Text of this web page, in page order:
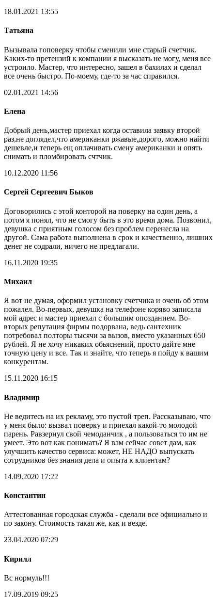
18.01.2021 13:55
Татьяна
Вызывала гоповерку чтобы сменили мне старый счетчик.
Каких-то претензий к компании я высказать не могу, меня все
устроило. Мастер, что интересно, зашел в бахилах и сделал
все очень быстро. По-моему, где-то за час справился.
02.01.2021 14:56
Елена
Добрый день,мастер приехал когда оставила заявку второй
раз,не доглядел,что американки ржавые,дорого, можно найти
дешевле,и теперь ещ оплачивать смену американки и опять
снимать и пломбировать счтчик.
10.12.2020 11:56
Сергей Сергеевич Быков
Договорились с этой конторой на поверку на один день, а
потом я понял, что не смогу быть в это время дома. Позвонил,
девушка с приятным голосом без проблем перенесла на
другой. Сама работа выполнена в срок и качественно, лишних
денег не содрали, ничего не предлагали.
16.11.2020 19:35
Михаил
Я вот не думая, оформил установку счетчика и очень об этом
пожалел. Во-первых, девушка на телефоне коряво записала
мой адрес и мастер приехал с большим опозданием. Во-
вторых репутация фирмы подорвана, ведь сантехник
потребовал полторы тысячи за вызов, вместо указанных 650
рублей. Я не хочу никаких обьяснений, просто дайте мне
точную цену и все. Так и знайте, что теперь я пойду к вашим
конкурентам.
15.11.2020 16:15
Владимир
Не ведитесь на их рекламу, это пустой треп. Рассказываю, что
у меня было: вызвал поверку и приехал какой-то молодой
парень. Равзернул свой чемоданчик , а пользоваться то им не
умеет. Это вот как понимать? Я вам сейчас совет дам, как
улучшить качество сервиса: может, НЕ НАДО выпускать
сотрудников без знания дела и опыта к клиентам?
14.09.2020 17:22
Константин
Аттестованная городская служба - сделали все официально и
по закону. Стоимость такая же, как и везде.
23.04.2020 07:29
Кирилл
Вс нормуль!!!
17.09.2019 09:25